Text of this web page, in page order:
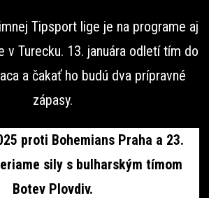
Tipsport lige je na programe aj
v Turecku. 13. januára odletí tím do
a čakať ho budú dva prípravné
zápasy.
proti Bohemians Praha a 23.
sily s bulharským tímom
Botev Plovdiv.